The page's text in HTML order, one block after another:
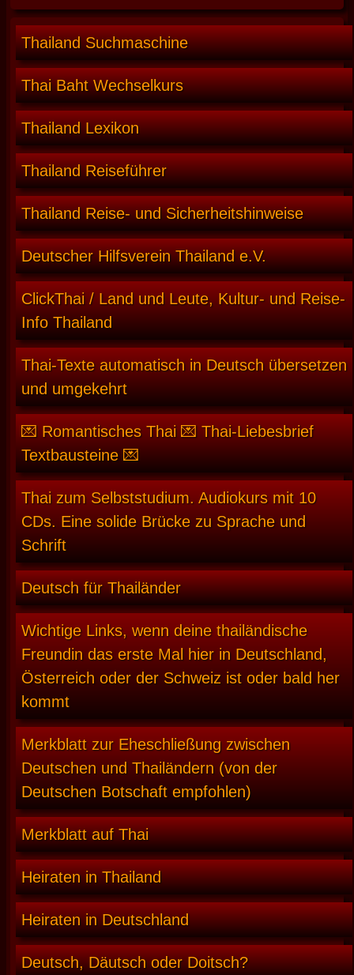
Thailand Suchmaschine
Thai Baht Wechselkurs
Thailand Lexikon
Thailand Reiseführer
Thailand Reise- und Sicherheitshinweise
Deutscher Hilfsverein Thailand e.V.
ClickThai / Land und Leute, Kultur- und Reise-
Info Thailand
Thai-Texte automatisch in Deutsch übersetzen
und umgekehrt
💌 Romantisches Thai 💌 Thai-Liebesbrief
Textbausteine 💌
Thai zum Selbststudium. Audiokurs mit 10
CDs. Eine solide Brücke zu Sprache und
Schrift
Deutsch für Thailänder
Wichtige Links, wenn deine thailändische
Freundin das erste Mal hier in Deutschland,
Österreich oder der Schweiz ist oder bald her
kommt
Merkblatt zur Eheschließung zwischen
Deutschen und Thailändern (von der
Deutschen Botschaft empfohlen)
Merkblatt auf Thai
Heiraten in Thailand
Heiraten in Deutschland
Deutsch, Däutsch oder Doitsch?